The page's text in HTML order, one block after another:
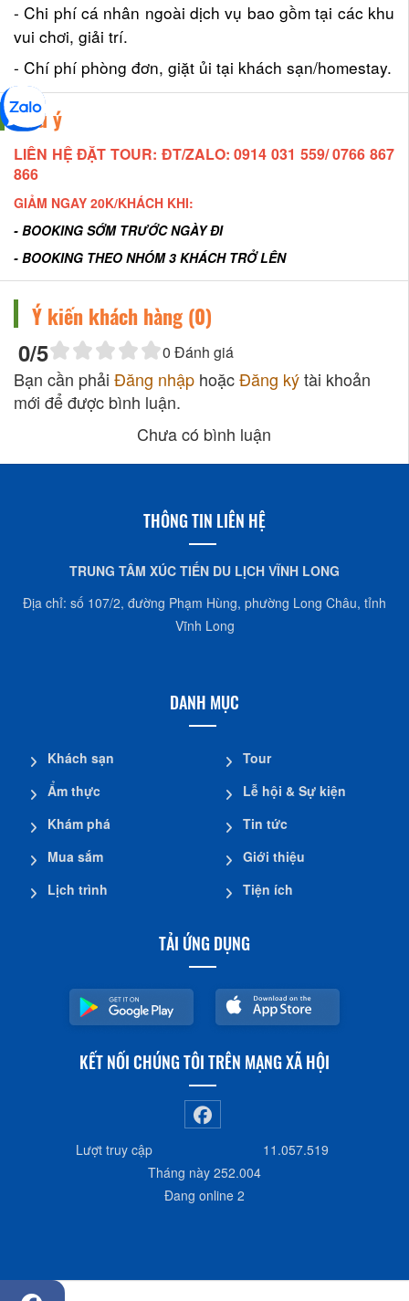
- Chi phí cá nhân ngoài dịch vụ bao gồm tại các khu
vui chơi, giải trí.
- Chí phí phòng đơn, giặt ủi tại khách sạn/homestay.
Lưu ý
LIÊN HỆ ĐẶT TOUR: ĐT/ZALO: 0914 031 559/ 0766 867
866
GIẢM NGAY 20K/KHÁCH KHI:
- BOOKING SỚM TRƯỚC NGÀY ĐI
- BOOKING THEO NHÓM 3 KHÁCH TRỞ LÊN
Ý kiến khách hàng (0)
0/5 0 Đánh giá
Bạn cần phải Đăng nhập hoặcĐăng kýtài khoản
mới để được bình luận.
Chưa có bình luận
THÔNG TIN LIÊN HỆ
TRUNG TÂM XÚC TIẾN DU LỊCH VĨNH LONG
Địa chỉ: số 107/2, đường Phạm Hùng, phường Long Châu, tỉnh
Vĩnh Long
DANH MỤC
Khách sạn
Ẩm thực
Khám phá
Mua sắm
Lịch trình
Tour
Lễ hội & Sự kiện
Tin tức
Giới thiệu
Tiện ích
TẢI ỨNG DỤNG
KẾT NỐI CHÚNG TÔI TRÊN MẠNG XÃ HỘI
Lượt truy cập
11.057.519
Tháng này 252.004
Đang online 2